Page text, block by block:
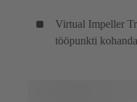
Virtual Impeller
tööpunkti